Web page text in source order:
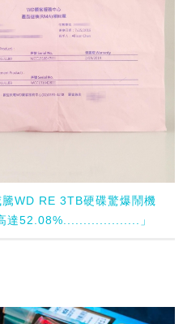
WD RE 3TB硬碟驚爆鬧機
達52.08%...................」